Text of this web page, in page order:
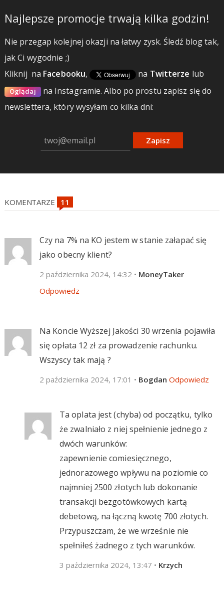
Najlepsze promocje trwają kilka godzin!
Nie przegap kolejnej okazji na łatwy zysk. Śledź blog tak,
jak Ci wygodnie ;)
Kliknij na Facebooku, na Twitterze lub
Oglądaj na Instagramie.Albo po prostu zapisz się do
newslettera, który wysyłam co kilka dni:
Zapisz
KOMENTARZE
Czy na 7% na KO jestem w stanie załapać się
jako obecny klient?
2 października 2024, 14:32 • MoneyTaker
Odpowiedz
Na Koncie Wyższej Jakości 30 wrzenia pojawiła
się opłata 12 zł za prowadzenie rachunku.
Wszyscy tak mają ?
2 października 2024, 17:01 • Bogdan Odpowiedz
Ta oplata jest (chyba) od początku, tylko
że zwalniało z niej spełnienie jednego z
dwóch warunków:
zapewnienie comiesięcznego,
jednorazowego wpływu na poziomie co
najmniej 2500 złotych lub dokonanie
transakcji bezgotówkowych kartą
debetową, na łączną kwotę 700 złotych.
Przypuszczam, że we wrześnie nie
spełniłeś żadnego z tych warunków.
3 października 2024, 13:47 • Krzych